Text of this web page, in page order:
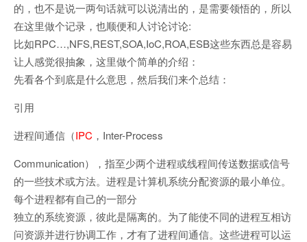
的，也不是说一两句话就可以说清出的，是需要领悟的，所以
在这里做个记录，也顺便和人讨论讨论:
比如RPC…,NFS,REST,SOA,IoC,ROA,ESB这些东西总是容易
让人感觉很抽象，这里做个简单的介绍：
先看各个到底是什么意思，然后我们来个总结：
引用
进程间通信（IPC ，Inter-Process
Communication），指至少两个进程或线程间传送数据或信号
的一些技术或方法。进程是计算机系统分配资源的最小单位。
每个进程都有自己的一部分
独立的系统资源，彼此是隔离的。为了能使不同的进程互相访
问资源并进行协调工作，才有了进程间通信。这些进程可以运